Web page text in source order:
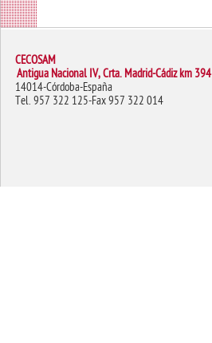
CECOSAM
Antigua Nacional IV, Crta. Madrid-Cádiz km 394
14014-Córdoba-España
Tel. 957 322 125-Fax 957 322 014